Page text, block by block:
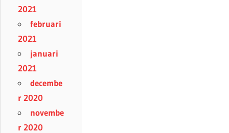
2021
februari
2021
januari
2021
decembe
r 2020
novembe
r 2020